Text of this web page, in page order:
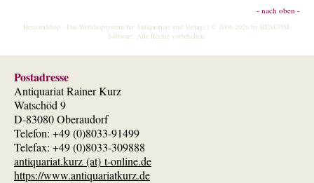
- nach oben -
HescomShop- Das Webshopsystem für Antiquariate und Verlage | © 2006-2026 by HESCOM-
Software. Alle Rechte vorbehalten.
Postadresse
Antiquariat Rainer Kurz
Watschöd 9
D-83080 Oberaudorf
Telefon: +49 (0)8033-91499
Telefax: +49 (0)8033-309888
antiquariat.kurz (at) t-online.de
https://www.antiquariatkurz.de